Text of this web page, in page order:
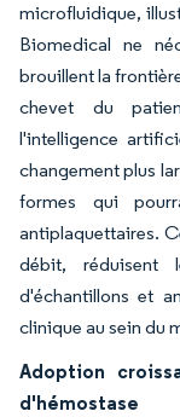
microfluidique,
Biomedical ne
brouillent la
chevet du
l'intelligence
changement plus
formes qui
antiplaquettaires.
débit, réduisent
d'échantillons et
clinique au sein du
Adoption
d'hémostase